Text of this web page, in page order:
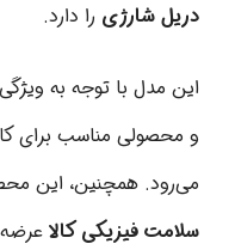
دریل شارژی را دارد.
این مدل با توجه به
و محصولی مناسب برای
می‌رود. همچنین، این
سلامت فیزیکی کالا